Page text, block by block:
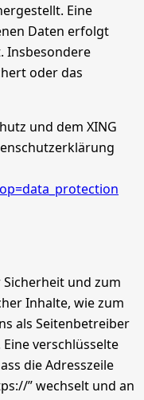
Eine
Daten erfolgt
Insbesondere
oder das
und dem XING
und zum
Inhalte, wie zum
als Seitenbetreiber
verschlüsselte
die Adresszeile
” wechselt und an